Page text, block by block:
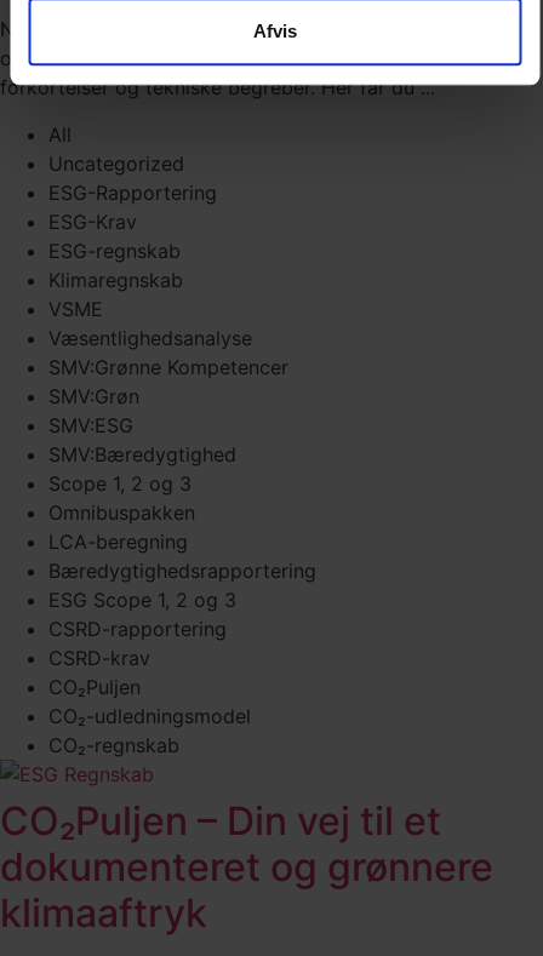
Afvis
Når man arbejder med klimaregnskab, ESG-rapportering
og bæredygtighed, støder man hurtigt på mange
forkortelser og tekniske begreber. Her får du ...
All
Uncategorized
ESG-Rapportering
ESG-Krav
ESG-regnskab
Klimaregnskab
VSME
Væsentlighedsanalyse
SMV:Grønne Kompetencer
SMV:Grøn
SMV:ESG
SMV:Bæredygtighed
Scope 1, 2 og 3
Omnibuspakken
LCA-beregning
Bæredygtighedsrapportering
ESG Scope 1, 2 og 3
CSRD-rapportering
CSRD-krav
CO₂Puljen
CO₂-udledningsmodel
CO₂-regnskab
CO₂Puljen – Din vej til et
dokumenteret og grønnere
klimaaftryk